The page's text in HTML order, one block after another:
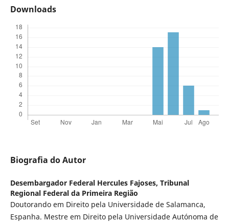
Downloads
Biografia do Autor
Desembargador Federal Hercules Fajoses, Tribunal
Regional Federal da Primeira Região
Doutorando em Direito pela Universidade de Salamanca,
Espanha. Mestre em Direito pela Universidade Autónoma de